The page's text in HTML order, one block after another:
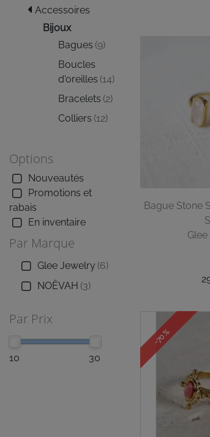
Accessoires
Bijoux
Bagues (9)
Boucles
d'oreilles (14)
Bracelets (2)
Colliers (12)
Options
Nouveautés
Promotions et
rabais
En inventaire
Par Marque
Glee Jewelry (6)
NOĒVAH (3)
Par Prix
10 30
Bague Stone
-70 %